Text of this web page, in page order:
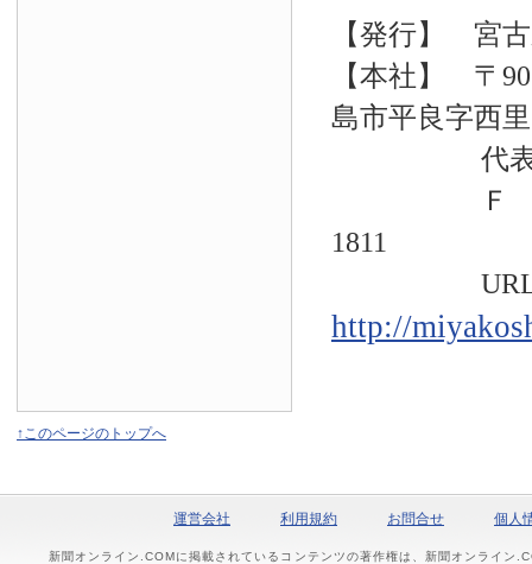
【発行】 宮
【本社】 〒
島市平良字西
代表電話
Ｆ Ａ
1811
URL
http://
↑このページのトップへ
運営会社 利用規約 お問合せ 個人
新聞オンライン.COMに掲載されているコンテンツの著作権は、新聞オンライン